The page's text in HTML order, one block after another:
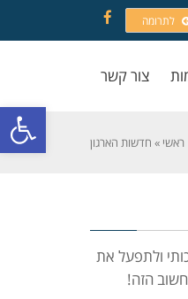
פתח
לתרומה
Facebook
צור קשר
ראשי » חדשות הארגון
ולתפעל את
הזה!